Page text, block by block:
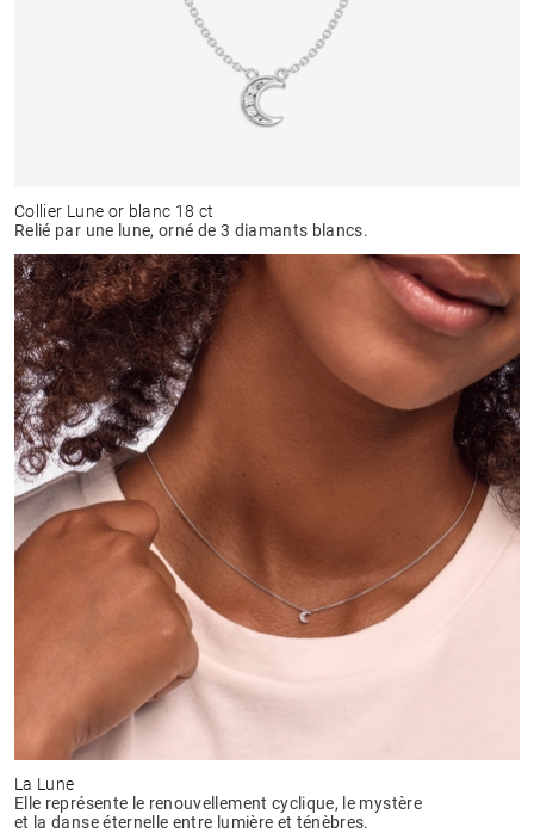
Collier Lune or blanc 18 ct
Relié par une lune, orné de 3 diamants blancs.
La Lune
Elle représente le renouvellement cyclique, le mystère
et la danse éternelle entre lumière et ténèbres.